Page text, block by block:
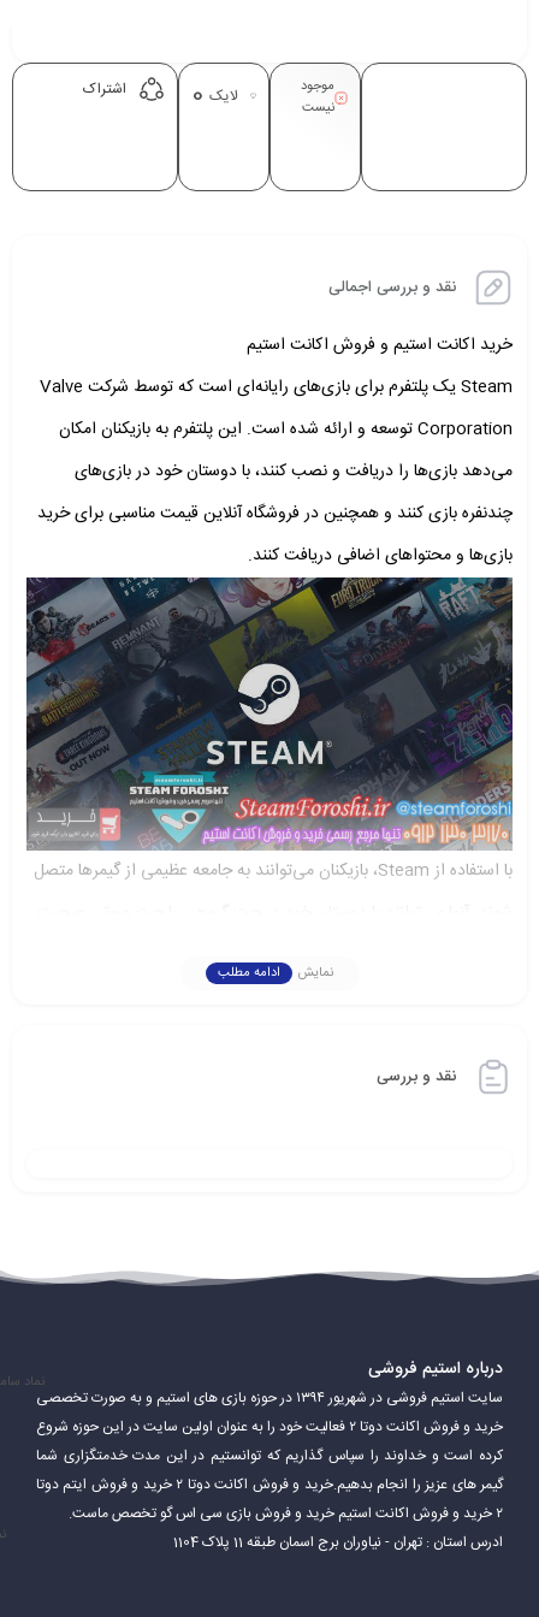
موجود
نیست
لایک 0 اشتراک
نقد و بررسی اجمالی
خرید اکانت استیم و فروش اکانت استیم
Steam یک پلتفرم برای بازی‌های رایانه‌ای است که توسط شرکت Valve
Corporation توسعه و ارائه شده است. این پلتفرم به بازیکنان امکان
می‌دهد بازی‌ها را دریافت و نصب کنند، با دوستان خود در بازی‌های
چندنفره بازی کنند و همچنین در فروشگاه آنلاین قیمت مناسبی برای خرید
بازی‌ها و محتواهای اضافی دریافت کنند.
با استفاده از Steam، بازیکنان می‌توانند به جامعه عظیمی از گیمرها متصل
Steam همچنین قابلیت‌های اضافی ارائه می‌دهد که به بازیکنان امکان
می‌دهد از آن لذت ببرند. این شامل سابقه بازی، برنامه و نمایه بازیکنان و
همچنین برتری‌هایی است که در بازی‌ها کسب کرده‌اند. Steam نیز به
بازیکنان امکان می‌دهد محتواها و مودهای ایجاد شده توسط جامعه را
نصب کرده و بازی را به سبک دلخواه خود تغییر دهند.
نمایش ادامه مطلب
نقد و بررسی
درباره استیم فروشی
سایت استیم فروشی در شهریور ۱۳۹۴ در حوزه بازی های استیم و به صورت تخصصی
خرید و فروش اکانت دوتا ۲ فعالیت خود را به عنوان اولین سایت در این حوزه شروع
کرده است و خداوند را سپاس گذاریم که توانستیم در این مدت خدمتگزاری شما
گیمر های عزیز را انجام بدهیم.خرید و فروش اکانت دوتا ۲ خرید و فروش ایتم دوتا
۲ خرید و فروش اکانت استیم خرید و فروش بازی سی اس گو تخصص ماست.
ادرس استان : تهران - نیاوران برج اسمان طبقه 11 پلاک 1104
نماد